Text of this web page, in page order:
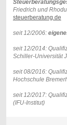
Friedrich und
steuerberatung.de
seit 12/2006:
seit 12/2014:
Schiller-Universität
seit 08/2016:
Hochschule
seit 12/2017:
(IFU-Institut)